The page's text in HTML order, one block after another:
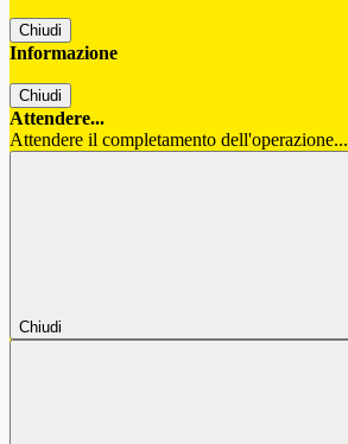
Chiudi
Informazione
Chiudi
Attendere...
Attendere il completamento dell'operazione...
Chiudi